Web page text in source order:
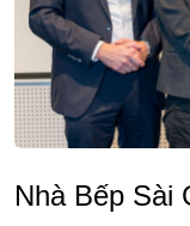
Nhà Bếp Sài